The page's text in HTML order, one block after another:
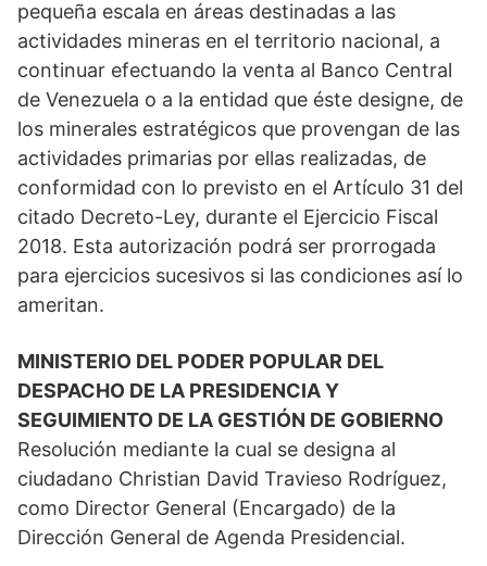
pequeña escala en áreas destinadas a las
actividades mineras en el territorio nacional, a
continuar efectuando la venta al Banco Central
de Venezuela o a la entidad que éste designe, de
los minerales estratégicos que provengan de las
actividades primarias por ellas realizadas, de
conformidad con lo previsto en el Artículo 31 del
citado Decreto-Ley, durante el Ejercicio Fiscal
2018. Esta autorización podrá ser prorrogada
para ejercicios sucesivos si las condiciones así lo
ameritan.
MINISTERIO DEL PODER POPULAR DEL
DESPACHO DE LA PRESIDENCIA Y
SEGUIMIENTO DE LA GESTIÓN DE GOBIERNO
Resolución mediante la cual se designa al
ciudadano Christian David Travieso Rodríguez,
como Director General (Encargado) de la
Dirección General de Agenda Presidencial.